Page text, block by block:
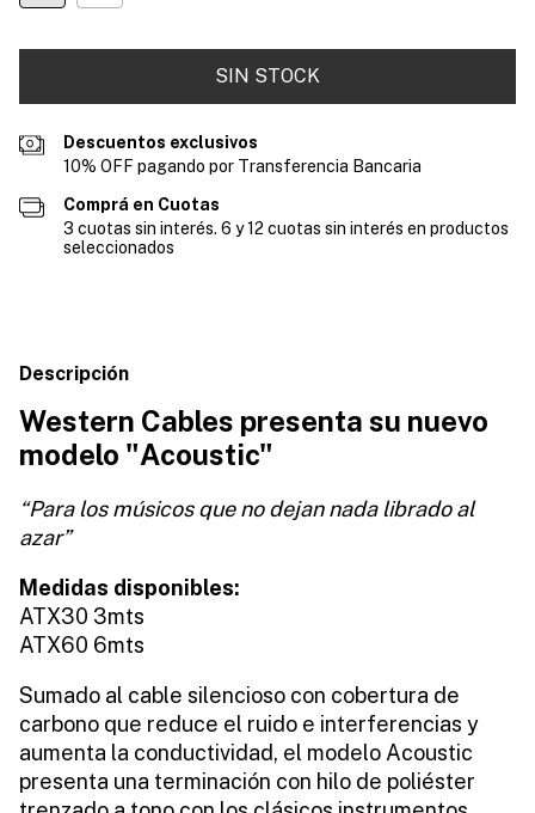
Descuentos exclusivos
10% OFF pagando por Transferencia Bancaria
Comprá en Cuotas
3 cuotas sin interés. 6 y 12 cuotas sin interés en productos
seleccionados
Descripción
Western Cables presenta su nuevo
modelo "Acoustic"
“Para los músicos que no dejan nada librado al
azar”
Medidas disponibles:
ATX30 3mts
ATX60 6mts
Sumado al cable silencioso con cobertura de
carbono que reduce el ruido e interferencias y
aumenta la conductividad, el modelo Acoustic
presenta una terminación con hilo de poliéster